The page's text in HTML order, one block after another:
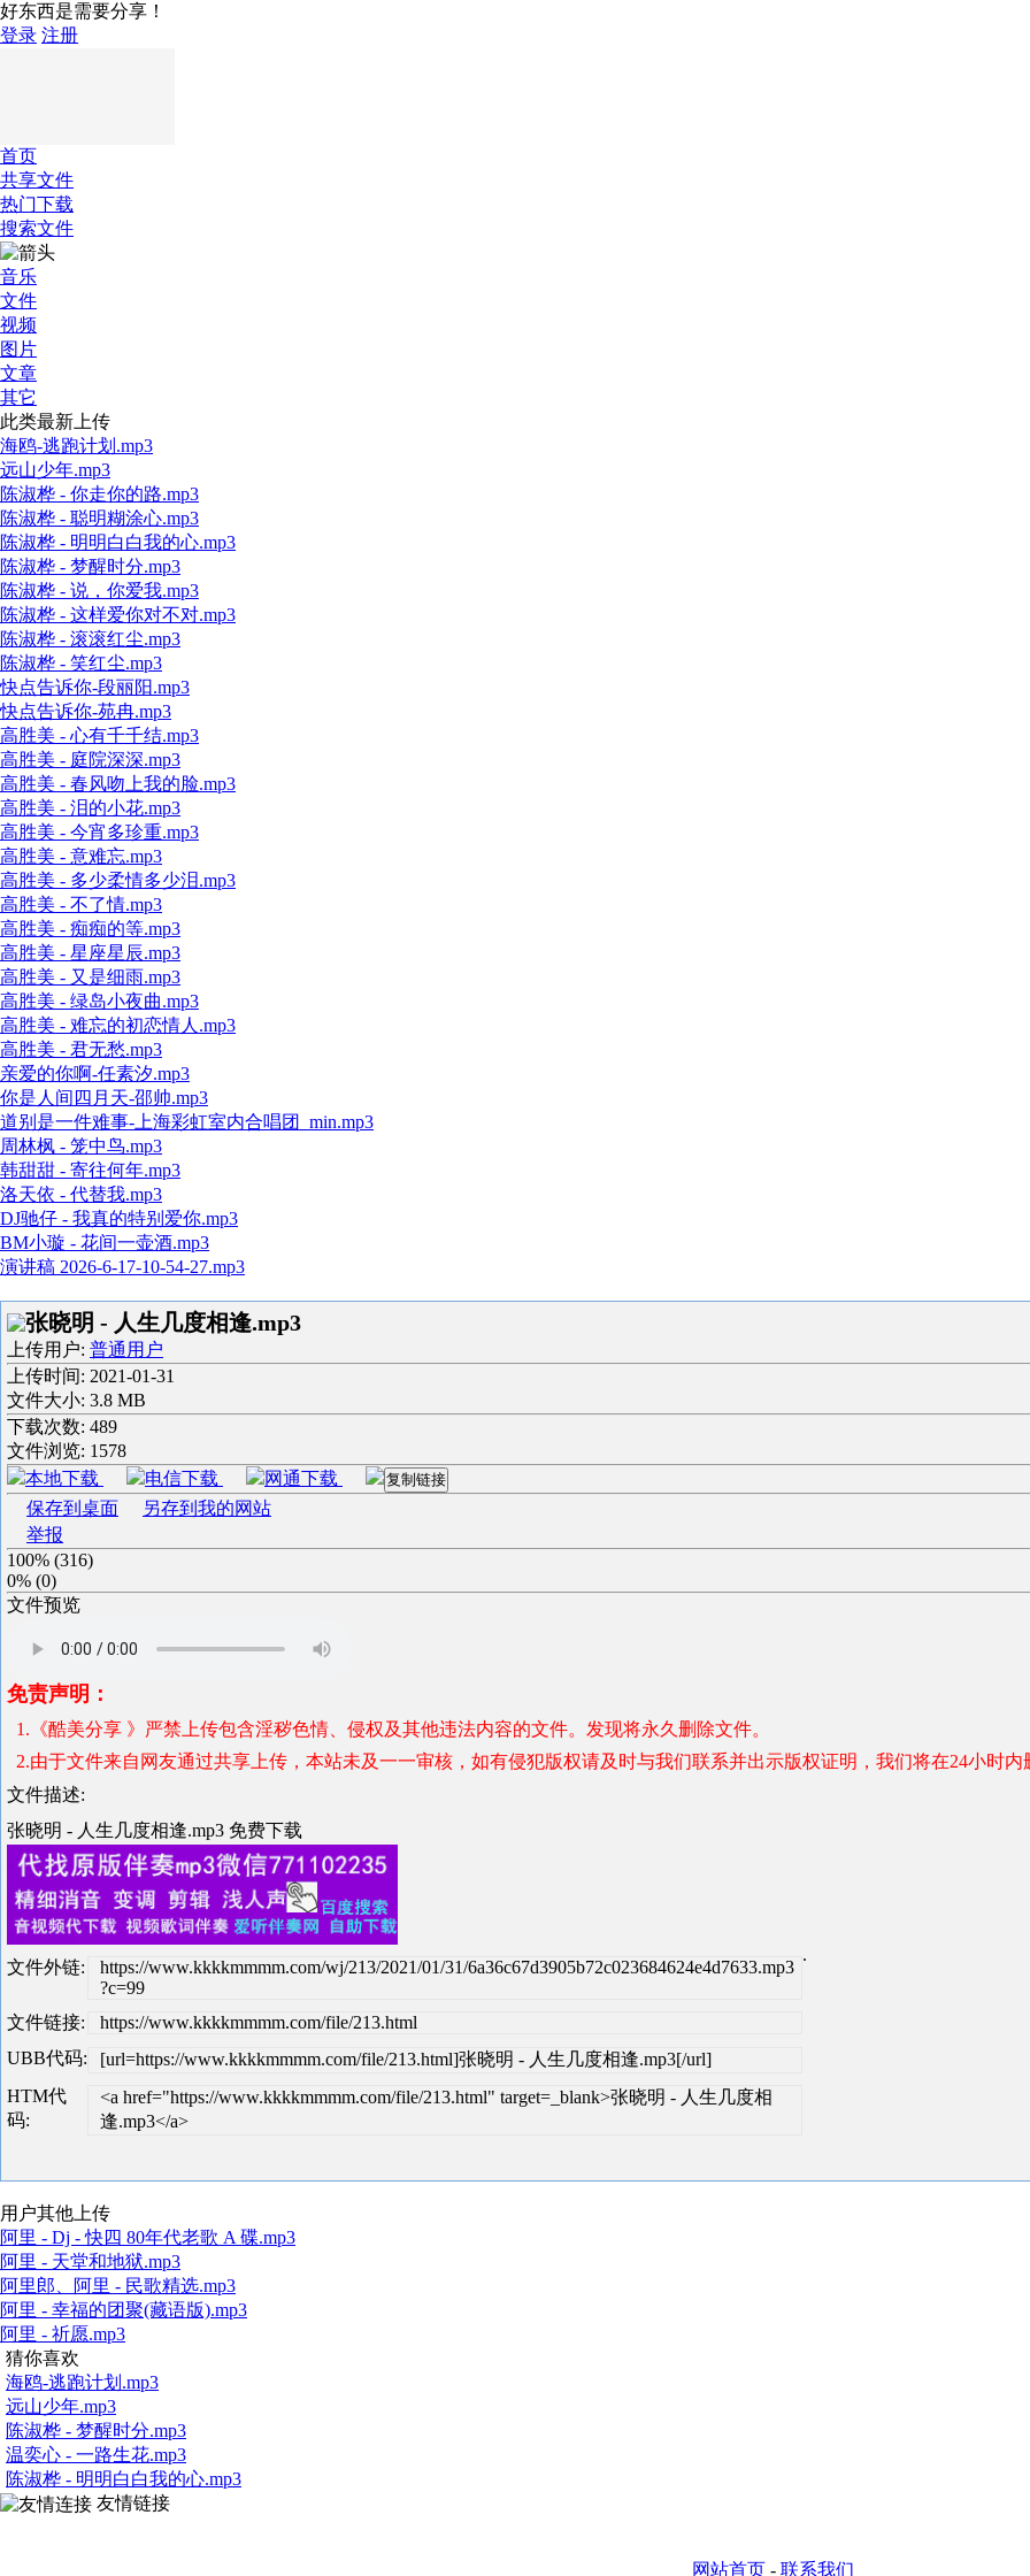
好东西是需要分享！
登录 注册
首页
共享文件
热门下载
搜索文件
音乐
文件
视频
图片
文章
其它
此类最新上传
海鸥-逃跑计划.mp3
远山少年.mp3
陈淑桦 - 你走你的路.mp3
陈淑桦 - 聪明糊涂心.mp3
陈淑桦 - 明明白白我的心.mp3
陈淑桦 - 梦醒时分.mp3
陈淑桦 - 说，你爱我.mp3
陈淑桦 - 这样爱你对不对.mp3
陈淑桦 - 滚滚红尘.mp3
陈淑桦 - 笑红尘.mp3
快点告诉你-段丽阳.mp3
快点告诉你-苑冉.mp3
高胜美 - 心有千千结.mp3
高胜美 - 庭院深深.mp3
高胜美 - 春风吻上我的脸.mp3
高胜美 - 泪的小花.mp3
高胜美 - 今宵多珍重.mp3
高胜美 - 意难忘.mp3
高胜美 - 多少柔情多少泪.mp3
高胜美 - 不了情.mp3
高胜美 - 痴痴的等.mp3
高胜美 - 星座星辰.mp3
高胜美 - 又是细雨.mp3
高胜美 - 绿岛小夜曲.mp3
高胜美 - 难忘的初恋情人.mp3
高胜美 - 君无愁.mp3
亲爱的你啊-任素汐.mp3
你是人间四月天-邵帅.mp3
道别是一件难事-上海彩虹室内合唱团_min.mp3
周林枫 - 笼中鸟.mp3
韩甜甜 - 寄往何年.mp3
洛天依 - 代替我.mp3
DJ驰仔 - 我真的特别爱你.mp3
BM小璇 - 花间一壶酒.mp3
演讲稿 2026-6-17-10-54-27.mp3
张晓明 - 人生几度相逢.mp3
上传用户: 普通用户
上传时间: 2021-01-31
文件大小: 3.8 MB
下载次数: 489
文件浏览: 1578
本地下载
电信下载 网通下载 复制链接
保存到桌面
另存到我的网站
举报
100% (316)
0% (0)
文件预览
免责声明：
1.《酷美分享 》严禁上传包含淫秽色情、侵权及其他违法内容的文件。发现将永久删除文件。
2.由于文件来自网友通过共享上传，本站未及一一审核，如有侵犯版权请及时与我们联系并出示版权证明，我们将在24小时内
文件描述:
张晓明 - 人生几度相逢.mp3 免费下载
文件外链:
https://www.kkkkmmmm.com/wj/213/2021/01/31/6a36c67d3905b72c023684624e4d7633.mp3
?c=99
文件链接:
https://www.kkkkmmmm.com/file/213.html
UBB代码:
[url=https://www.kkkkmmmm.com/file/213.html]张晓明 - 人生几度相逢.mp3[/url]
HTM代
码:
<a href="https://www.kkkkmmmm.com/file/213.html" target=_blank>张晓明 - 人生几度相
逢.mp3</a>
.
用户其他上传
阿里 - Dj - 快四 80年代老歌 A 碟.mp3
阿里 - 天堂和地狱.mp3
阿里郎、阿里 - 民歌精选.mp3
阿里 - 幸福的团聚(藏语版).mp3
阿里 - 祈愿.mp3
猜你喜欢
海鸥-逃跑计划.mp3
远山少年.mp3
陈淑桦 - 梦醒时分.mp3
温奕心 - 一路生花.mp3
陈淑桦 - 明明白白我的心.mp3
友情链接
网站首页- 联系我们